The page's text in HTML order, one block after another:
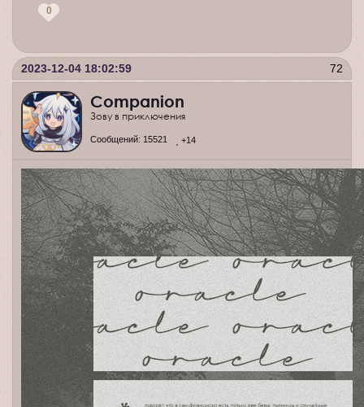
0
72
2023-12-04 18:02:59
Companion
Зову в приключения
Сообщений: 15521 +14